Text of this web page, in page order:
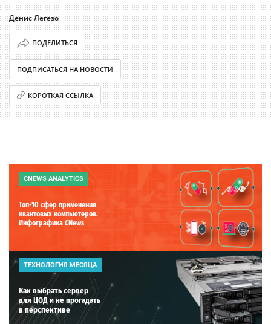
Денис Легезо
ПОДЕЛИТЬСЯ
ПОДПИСАТЬСЯ НА НОВОСТИ
КОРОТКАЯ ССЫЛКА
CNEWS ANALYTICS
Топ-10 сфер применения
квантовых компьютеров.
Инфографика CNews
ТЕХНОЛОГИЯ МЕСЯЦА
Как выбрать сервер
для ЦОД и не прогадать
в перспективе